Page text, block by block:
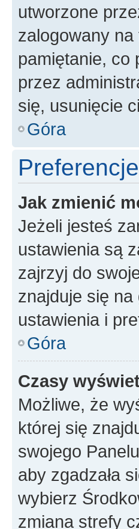
utworzone
zalogowany
pamiętanie, co
przez
się, usunięcie
Góra
Jak zmienić
Jeżeli jesteś
ustawienia są
zajrzyj do
znajduje się
ustawienia i
Góra
Czasy
Możliwe, że
której się
swojego
aby zgadzała
wybierz
zmiana strefy